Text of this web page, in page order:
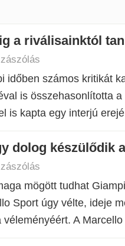
a riválisainktól
időben számos kritikát
is összehasonlította
is kapta egy interjú
dolog készülődik
mögött tudhat
Sport úgy vélte, ideje
véleményéért. A